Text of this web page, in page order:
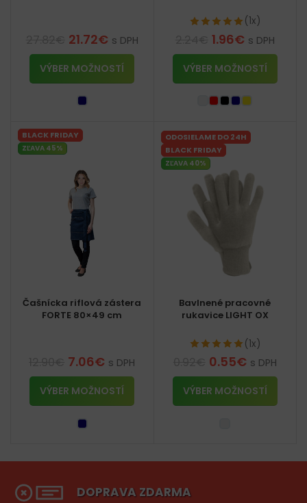
21.72€ s DPH
VÝBER MOŽNOSTÍ
(1x)
1.96€ s DPH
VÝBER MOŽNOSTÍ
BLACK FRIDAY
ZĽAVA 45%
Čašnícka riflová zástera
FORTE 80×49 cm
7.06€ s DPH
VÝBER MOŽNOSTÍ
ODOSIELAME DO 24H
BLACK FRIDAY
ZĽAVA 40%
Bavlnené pracovné
rukavice LIGHT OX
(1x)
0.55€ s DPH
VÝBER MOŽNOSTÍ
DOPRAVA ZDARMA